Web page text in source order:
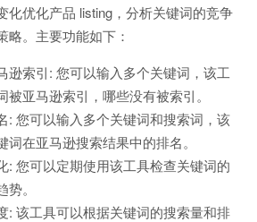
化优化产品 listing，分析关键词的竞争
略。主要功能如下：
逊索引: 您可以输入多个关键词，该工
亚马逊索引，哪些没有被索引。
: 您可以输入多个关键词和搜索词，该
在亚马逊搜索结果中的排名。
: 您可以定期使用该工具检查关键词的
。
: 该工具可以根据关键词的搜索量和排